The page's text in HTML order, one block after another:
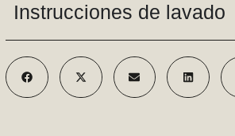
Instrucciones de lavado